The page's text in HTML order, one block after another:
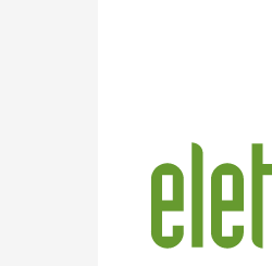
Elettronica
News